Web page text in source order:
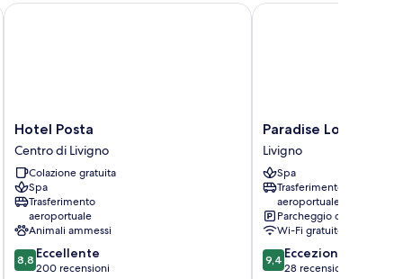
Hotel
Posta
Centro
di
Livigno
Hotel Posta
Centro di Livigno
Colazione gratuita
Spa
Trasferimento
aeroportuale
Animali ammessi
8.8
su
8,8 Eccellente
200 recensioni
Hotel Posta
Paradise
Lodge
Livigno
Paradise Lodge
Livigno
Spa
Trasferimento
aeroportuale
Parcheggio disponibile
Wi-Fi gratuito
9.4
su
9,4 Eccezionale
28 recensioni
Paradise Lodge